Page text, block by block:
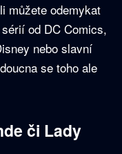
můžete odemykat
od DC Comics,
nebo slavní
se toho ale
či Lady